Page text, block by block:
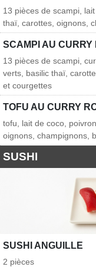
13 pièces de scampi,
thaï, carottes, oignons,
SCAMPI AU CURRY
13 pièces de scampi,
verts, basilic thaï,
et courgettes
TOFU AU CURRY
tofu, lait de coco,
oignons, champignons,
SUSHI
SUSHI ANGUILLE
2 pièces